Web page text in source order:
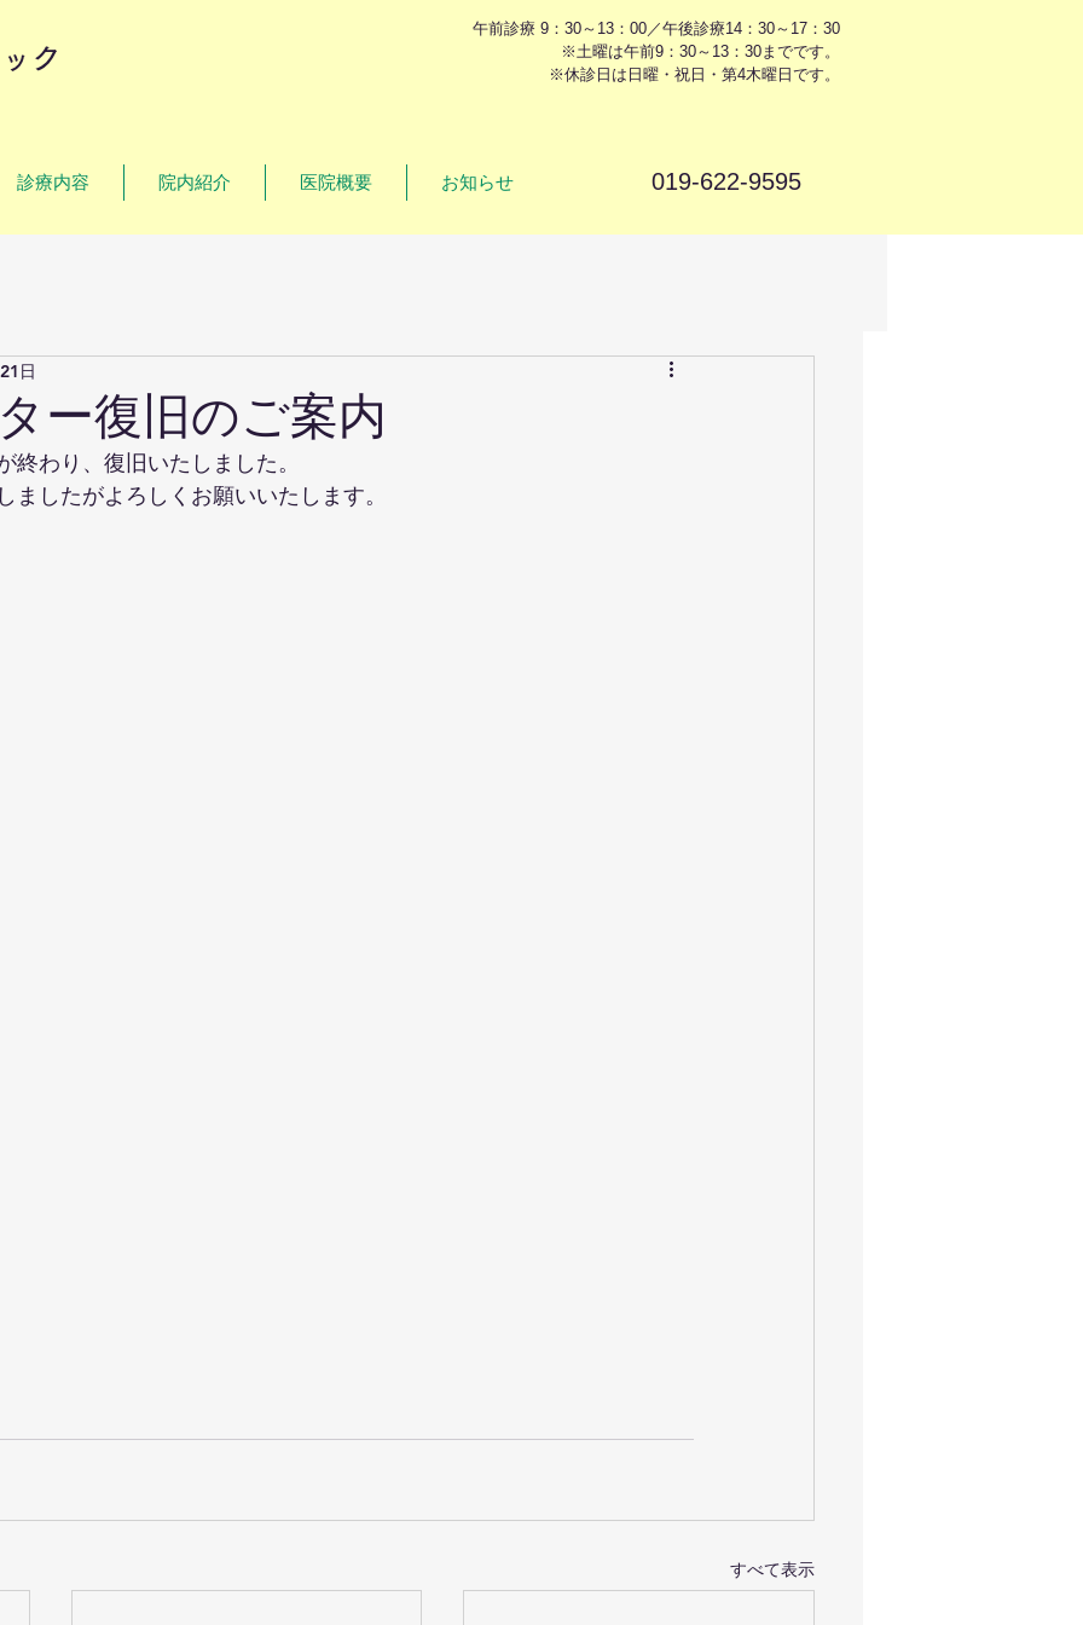
ク
午前診療 9：30～13：00／午後診療14：30～17：30
※土曜は午前9：30～13：30までです。
※休診日は日曜・祝日・第4木曜日です。
診療内容 院内紹介 医院概要 お知らせ 019-622-9595
ー復旧のご案内
日
終わり、復旧いたしました。
ましたがよろしくお願いいたします。
すべて表示